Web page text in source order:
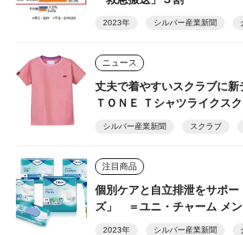
2023年 シルバー産業新聞
ニュース
丈夫で着やすいスクラブに新
ＴＯＮＥ Ｔシャツライクスク
シルバー産業新聞 スクラブ
注目商品
個別ケアと自立排泄をサポ
ズ」 ＝ユニ・チャーム メン
2023年 シルバー産業新聞